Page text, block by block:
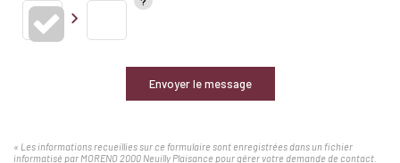
Envoyer le message
« Les informations recueillies sur ce formulaire sont enregistrées dans un fichier
informatisé par MORENO 2000 Neuilly Plaisance pour gérer votre demande de contact.